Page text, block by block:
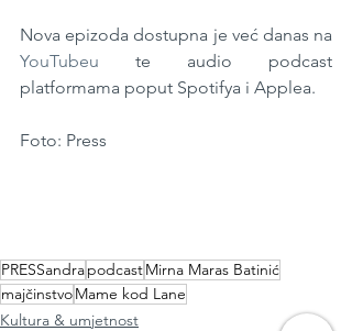
YouTubeu te audio podcast
platformama poput Spotifya i Applea.
Foto: Press
PRESSandrapodcastMirna Maras Batinić
majčinstvoMame kod Lane
Kultura & umjetnost